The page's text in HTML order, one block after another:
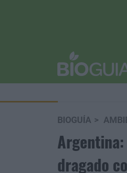
BIOGUÍA
dragado